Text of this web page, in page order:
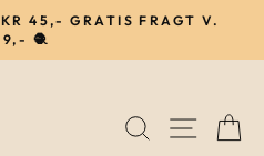
Pause
45,- GRATIS FRAGT V.
🧶
SØG